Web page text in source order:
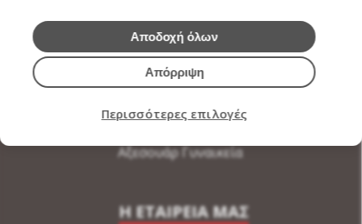
Υποδήματα
Εσώρουχα Ανδρικά
Αξεσουάρ Ανδρικά
Αξεσουάρ Γυναικεία
Η ΕΤΑΙΡΕΙΑ ΜΑΣ
Απόρριψη
Αποδοχή όλων
Περισσότερες επιλογές